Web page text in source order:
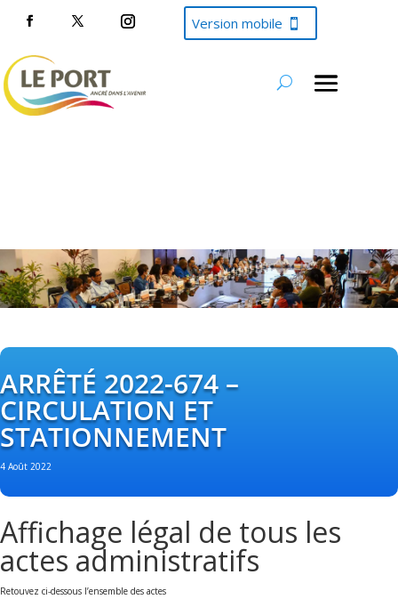
Version mobile
ARRÊTÉ 2022-674 –
CIRCULATION ET
STATIONNEMENT
4 Août 2022
Affichage légal de tous les
actes administratifs
Retouvez ci-dessous l’ensemble des actes